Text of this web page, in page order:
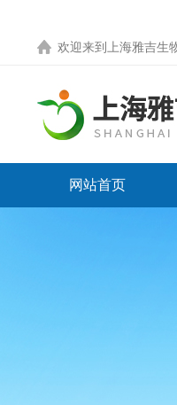
欢迎来到 上海雅吉生
网站首页